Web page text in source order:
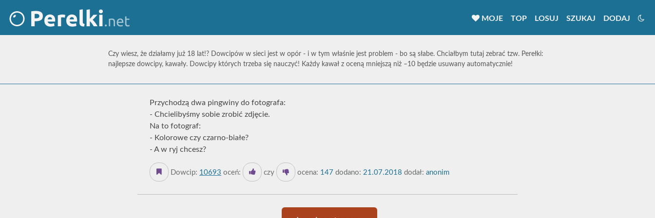
MOJE TOP LOSUJ SZUKAJ DODAJ
Czy wiesz, że działamy już 18 lat!? Dowcipów w sieci jest w opór - i w tym właśnie jest problem - bo są słabe. Chciałbym tutaj zebrać tzw. Perełki:
najlepsze dowcipy, kawały. Dowcipy których trzeba się nauczyć! Każdy kawał z oceną mniejszą niż –10 będzie usuwany automatycznie!
Przychodzą dwa pingwiny do fotografa:
- Chcielibyśmy sobie zrobić zdjęcie.
Na to fotograf:
- Kolorowe czy czarno-białe?
- A w ryj chcesz?
Dowcip: 10693 oceń: czy ocena: 147 dodano: 21.07.2018 dodał: anonim